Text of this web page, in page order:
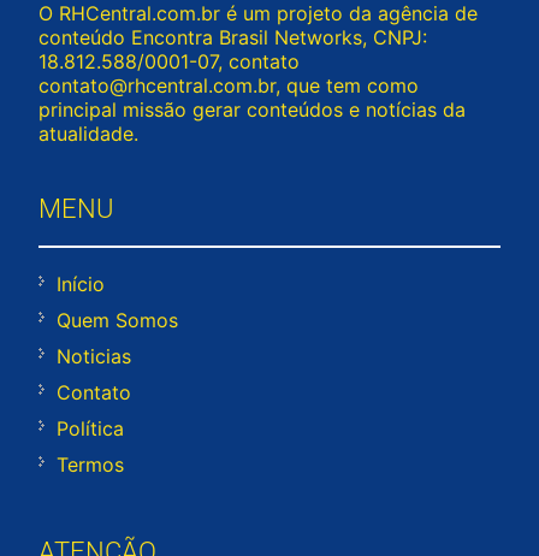
O RHCentral.com.br é um projeto da agência de
conteúdo Encontra Brasil Networks, CNPJ:
18.812.588/0001-07, contato
contato@rhcentral.com.br, que tem como
principal missão gerar conteúdos e notícias da
atualidade.
MENU
Início
Quem Somos
Noticias
Contato
Política
Termos